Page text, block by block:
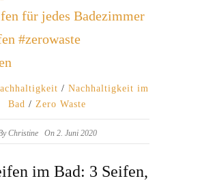
/ Nachhaltigkeit im
Bad / Zero Waste
Christine On 2. Juni 2020
im Bad: 3 Seifen,